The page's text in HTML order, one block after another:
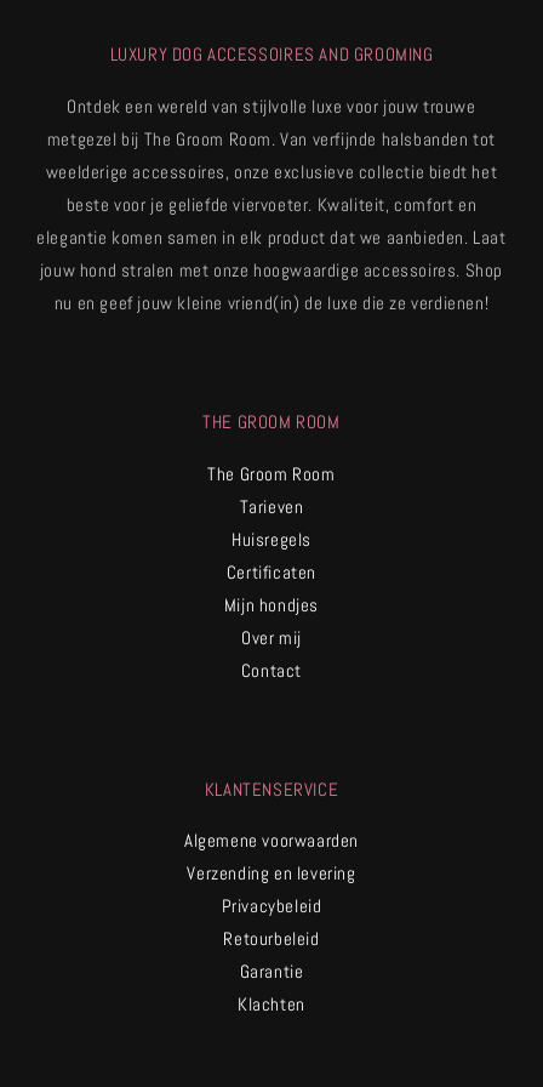
LUXURY DOG ACCESSOIRES AND GROOMING
Ontdek een wereld van stijlvolle luxe voor jouw trouwe
metgezel bij The Groom Room. Van verfijnde halsbanden tot
weelderige accessoires, onze exclusieve collectie biedt het
beste voor je geliefde viervoeter. Kwaliteit, comfort en
elegantie komen samen in elk product dat we aanbieden. Laat
jouw hond stralen met onze hoogwaardige accessoires. Shop
nu en geef jouw kleine vriend(in) de luxe die ze verdienen!
THE GROOM ROOM
The Groom Room
Tarieven
Huisregels
Certificaten
Mijn hondjes
Over mij
Contact
KLANTENSERVICE
Algemene voorwaarden
Verzending en levering
Privacybeleid
Retourbeleid
Garantie
Klachten